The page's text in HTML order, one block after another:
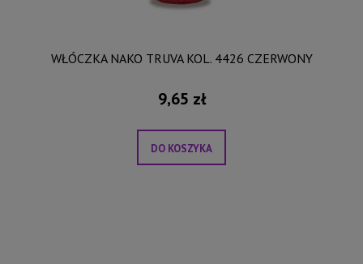
WŁÓCZKA NAKO TRUVA KOL. 4426 CZERWONY
9,65 zł
DO KOSZYKA